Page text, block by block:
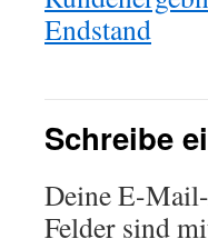
Endstand
Schreibe
Deine E-
Felder sind